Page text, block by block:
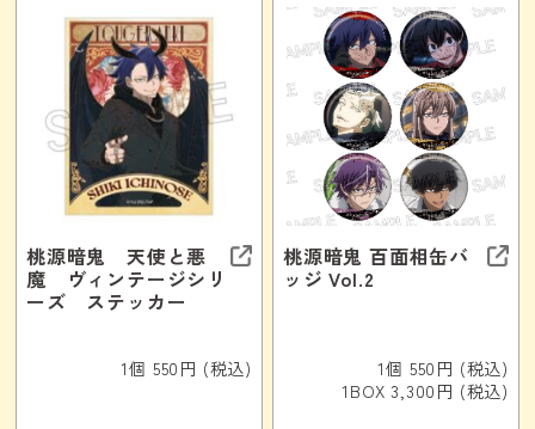
桃源暗鬼 天使と悪
魔 ヴィンテージシリ
ーズ ステッカー
1個 550円 (税込)
桃源暗鬼 百面相缶バ
ッジ Vol.2
1個 550円 (税込)
1BOX 3,300円 (税込)